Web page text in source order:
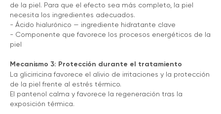
de la piel. Para que el efecto sea más completo, la piel
necesita los ingredientes adecuados.
- Ácido hialurónico — ingrediente hidratante clave
- Componente que favorece los procesos energéticos de la
piel
Mecanismo 3: Protección durante el tratamiento
La glicirricina favorece el alivio de irritaciones y la protección
de la piel frente al estrés térmico.
El pantenol calma y favorece la regeneración tras la
exposición térmica.